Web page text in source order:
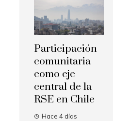
Participación
comunitaria
como eje
central de la
RSE en Chile
Hace 4 días